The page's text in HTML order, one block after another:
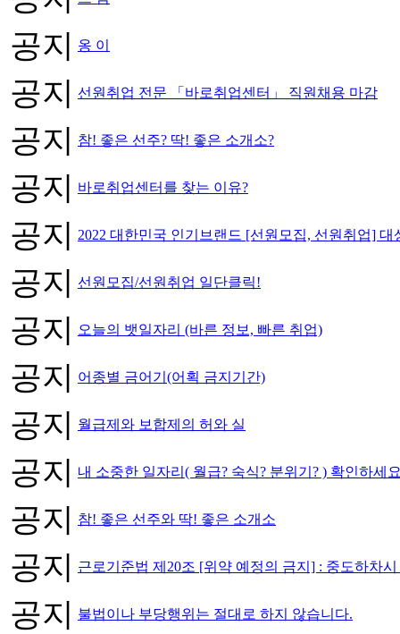
공지 옹 이
공지 선원취업 전문 「바로취업센터」 직원채용 마감
공지 참! 좋은 선주? 딱! 좋은 소개소?
공지 바로취업센터를 찾는 이유?
공지 2022 대한민국 인기브랜드 [선원모집, 선원취업] 대
공지 선원모집/선원취업 일단클릭!
공지 오늘의 뱃일자리 (바른 정보, 빠른 취업)
공지 어종별 금어기(어획 금지기간)
공지 월급제와 보합제의 허와 실
공지 내 소중한 일자리( 월급? 숙식? 분위기? ) 확인하세
공지 참! 좋은 선주와 딱! 좋은 소개소
공지 근로기준법 제20조 [위약 예정의 금지] : 중도하차
공지 불법이나 부당행위는 절대로 하지 않습니다.